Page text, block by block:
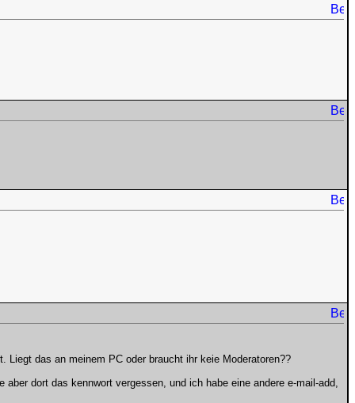
das an meinem PC oder braucht ihr keie Moderatoren??
dort das kennwort vergessen, und ich habe eine andere e-mail-add,